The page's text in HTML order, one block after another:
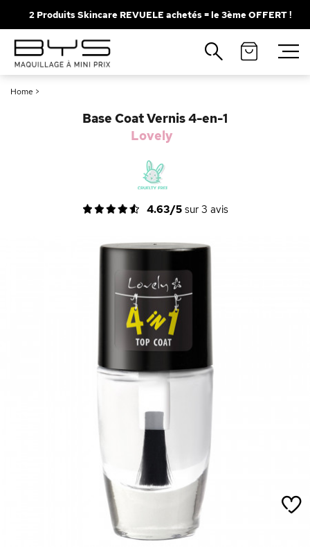
2 Produits Skincare REVUELE achetés = le 3ème OFFERT !
Home >
Base Coat Vernis 4-en-1
Lovely
4.63/5sur 3 avis
Fermer
Recherches populaires